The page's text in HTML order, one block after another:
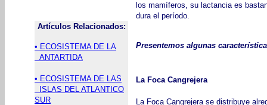
los mamíferos, su lactancia es
dura el período.
Artículos Relacionados:
• ECOSISTEMA DE LA
ANTARTIDA
• ECOSISTEMA DE LAS
ISLAS DEL ATLANTICO
SUR
Presentemos algunas
La Foca Cangrejera
La Foca Cangrejera se distribuye